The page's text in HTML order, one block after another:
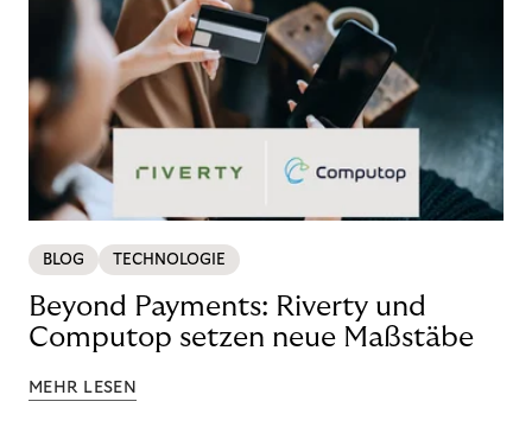
BLOG TECHNOLOGIE
Beyond Payments: Riverty und
Computop setzen neue Maßstäbe
MEHR LESEN